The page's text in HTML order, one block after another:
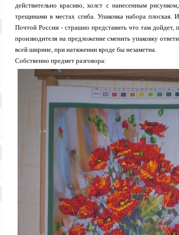
действительно красиво, холст с нанесенным
трещинами в местах сгиба. Упаковка набора
Почтой России - страшно представить что там дойдет,
производителя на предложение сменить упаковку
всей ширине, при натяжении вроде бы незаметна.
Собственно предмет разговора: